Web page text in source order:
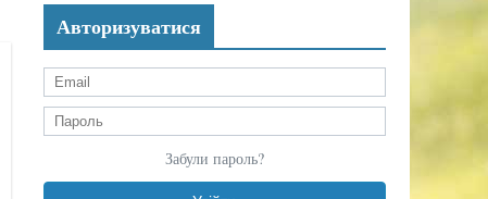
Авторизуватися
Забули пароль?